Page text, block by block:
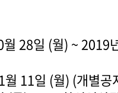
28일 (월) ~ 2019
11일 (월) (개별공